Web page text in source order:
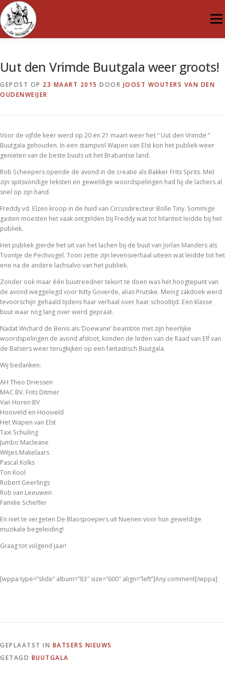
Ga
naar
de
inhoud
Menu
PRINSEN
GASTENBOEK CONTACT
Uut den Vrimde Buutgala weer groots!
GEPOST OP 23 MAART 2015 DOOR JOOST WOUTERS VAN DEN
OUDENWEIJER
Voor de vijfde keer werd op 20 en 21 maart weer het “ Uut den Vrimde “
Buutgala gehouden. In een stampvol Wapen van Elst kon het publiek weer
genieten van de beste buuts uit het Brabantse land.
Rob Scheepers opende de avond in de creatie als Bakker Frits Sprits. Met
zijn spitsvondige teksten en geweldige woordspelingen had hij de lachers al
snel op zijn hand.
Freddy vd. Elzen kroop in de huid van Circusdirecteur Bolle Tiny. Sommige
gasten moesten het vaak ontgelden bij Freddy wat tot hilariteit leidde bij het
publiek.
Het publiek gierde het uit van het lachen bij de buut van Jorlan Manders als
Toontje de Pechvogel. Toon zette zijn levensverhaal uiteen wat leidde tot het
ene na de andere lachsalvo van het publiek.
Zonder ook maar één buutreedner tekort te doen was het hoogtepunt van
de avond weggelegd voor Kitty Goverde, alias Prutske. Menig zakdoek werd
tevoorschijn gehaald tijdens haar verhaal over haar schooltijd. Een klasse
buut waar nog lang over werd gepraat.
Nadat Wichard de Benis als ‘Doewane’ beambte met zijn heerlijke
woordspelingen de avond afsloot, konden de leden van de Raad van Elf van
de Batsers weer terugkijken op een fantastisch Buutgala.
Wij bedanken:
AH Theo Driessen
MAC BV. Frits Ditmer
Van Horen BV
Hooiveld en Hooiveld
Het Wapen van Elst
Taxi Schuiling
Jumbo Macleane
Witjes Makelaars
Pascal Kolks
Ton Kool
Robert Geerlings
Rob van Leeuwen
Familie Scheffer
En niet te vergeten De Blaospoepers uit Nuenen voor hun geweldige
muzikale begeleiding!
Graag tot volgend jaar!
[wppa type=”slide” album=”83″ size=”600″ align=”left”]Any comment[/wppa]
GEPLAATST IN BATSERS NIEUWS
GETAGD BUUTGALA